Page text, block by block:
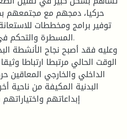
حركيا، دمجهم مع مجتمعهم
توفير برامج ومخططات
المسطرة والتحكم
وعليه فقد أصبح نجاح الأنشطة
الوقت الحالي مرتبطا ارتباطا
الداخلي والخارجي المعاقين
البدنية المكيفة من
إبداعاتهم